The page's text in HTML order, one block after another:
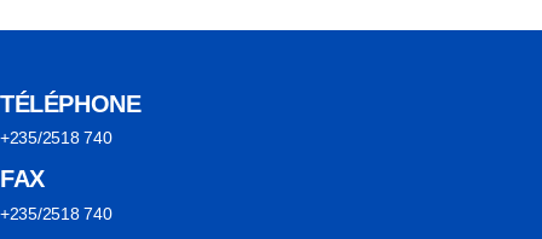
TÉLÉPHONE
+235/2518 740
FAX
+235/2518 740